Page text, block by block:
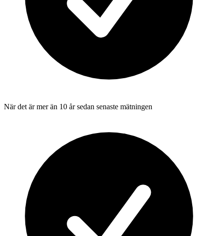
När det är mer än 10 år sedan senaste mätningen